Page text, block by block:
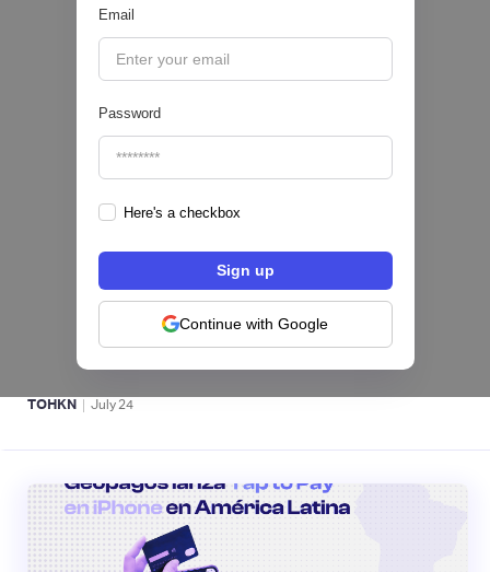
Email
Password
Here's a checkbox
Continue with Google
July 28
Fintech salvadoreña TOHKN lanza plataforma
para invertir desde US$10 en acciones de EE.
UU. y criptomonedas
ACTIVOS DIGITALES 👾
TOHKN | July 24